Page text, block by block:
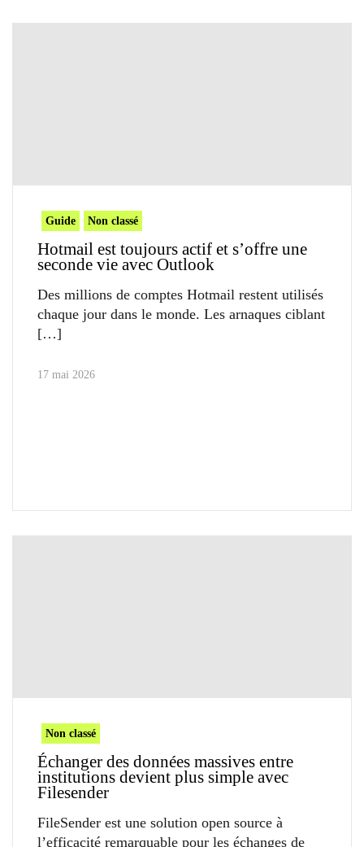
Guide Non classé
Hotmail est toujours actif et s’offre une
seconde vie avec Outlook
Des millions de comptes Hotmail restent utilisés
chaque jour dans le monde. Les arnaques ciblant
17 mai 2026
Non classé
Échanger des données massives entre
institutions devient plus simple avec
Filesender
FileSender est une solution open source à
l’efficacité remarquable pour les échanges de